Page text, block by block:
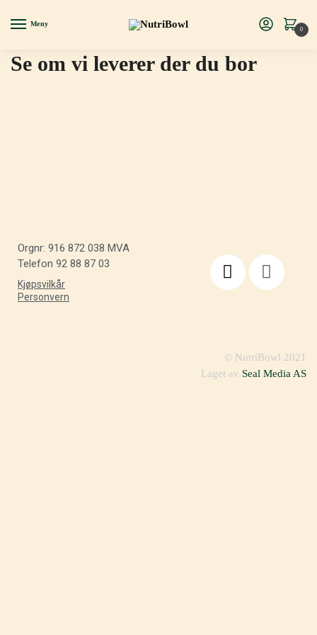
Meny
0
Se om vi leverer der du bor
Orgnr: 916 872 038 MVA
Telefon 92 88 87 03
Kjøpsvilkår
Personvern
© NutriBowl 2021
Laget av Seal Media AS